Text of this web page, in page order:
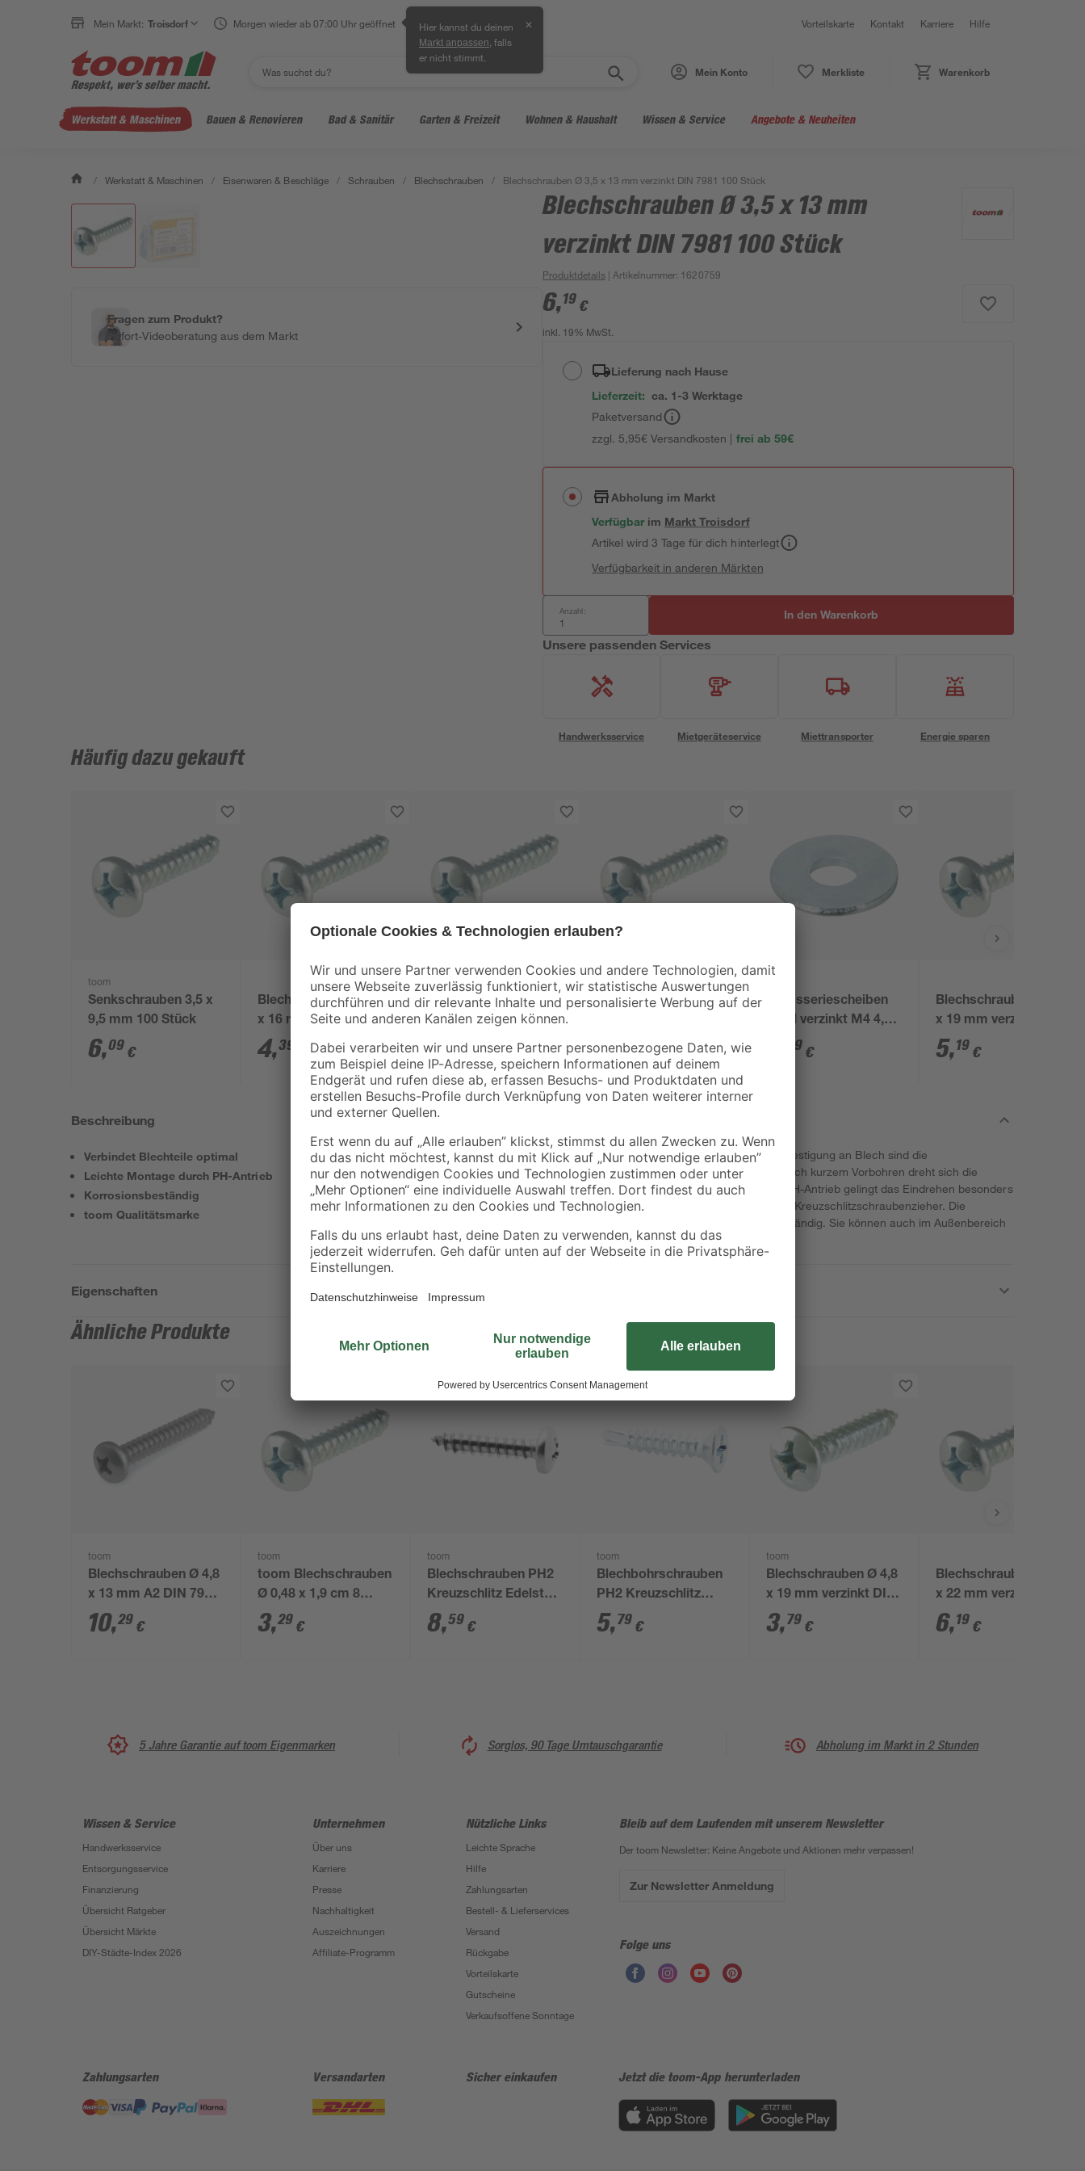
Mein Markt: Troisdorf Morgen wieder ab 07:00 Uhr geöffnet Hier kannst du deinen
Markt anpassen , falls
er nicht stimmt.
✕ Vorteilskarte Kontakt Karriere Hilfe
Mein Konto Merkliste Warenkorb
Werkstatt & Maschinen Bauen & Renovieren Bad & Sanitär Garten & Freizeit Wohnen & Haushalt Wissen & Service Angebote & Neuheiten
/ Werkstatt & Maschinen / Eisenwaren & Beschläge / Schrauben / Blechschrauben / Blechschrauben Ø 3,5 x 13 mm verzinkt DIN 7981 100 Stück
Fragen zum Produkt?
Sofort-Videoberatung aus dem Markt
Blechschrauben Ø 3,5 x 13 mm
verzinkt DIN 7981 100 Stück
Produktdetails | Artikelnummer: 1620759
6,19 €
inkl. 19% MwSt.
Lieferung nach Hause
Lieferzeit: ca. 1-3 Werktage
Paketversand
zzgl. 5,95€ Versandkosten | frei ab 59€
Abholung im Markt
Verfügbar im MarktTroisdorf
Artikel wird 3 Tage für dich hinterlegt
Verfügbarkeit in anderen Märkten
Anzahl: In den Warenkorb
Unsere passenden Services
Handwerksservice Mietgeräteservice Miettransporter Energie sparen
Häufig dazu gekauft
toom
Senkschrauben 3,5 x
9,5 mm 100 Stück
6,09 €
Blechschrauben Ø 4,2
x 16 mm verzinkt DIN
7981 40 Stück
4,39
toom
Senkschrauben 3,5 x
16 mm 50 Stück
4,19€
Blechschrauben Ø 4,8
7981 30 Stück
4,99€
Karosseriescheiben
Stahl verzinkt M4 4,3
mm 100 Stück
89 €
Blechschrauben Ø 4,2
x 19 mm verzinkt DIN
7981 50 Stück
5,19 €
Beschreibung
Verbindet Blechteile optimal
Leichte Montage durch PH-Antrieb
Korrosionsbeständig
toom Qualitätsmarke
Für die Verbindung von Blechteilen oder die Befestigung an Blech sind die
Blechschrauben von toom bestens geeignet. Nach kurzem Vorbohren dreht sich die
Schraube optimal in das Material ein. Mit dem PH-Antrieb gelingt das Eindrehen besonders
leicht und sauber. Sie benötigen dazu nur einen Kreuzschlitzschraubenzieher. Die
Stahlschrauben sind verzinkt und daher rostbeständig. Sie können auch im Außenbereich
verwendet werden.
Eigenschaften
Ähnliche Produkte
toom
Blechschrauben Ø 4,8
x 13 mm A2 DIN 7981
50 Stück
10,29 €
toom
toom Blechschrauben
Ø 0,48 x 1,9 cm 8
Stück
3,29 €
toom
Blechschrauben PH2
Kreuzschlitz Edelstahl
3,5 x 13 mm 50 Stück
8,59 €
toom
Blechbohrschrauben
PH2 Kreuzschlitz
Stahl 3,5 x 19 mm 80
Stück
5,79 €
toom
Blechschrauben Ø 4,8
x 19 mm verzinkt DIN
7983 25 Stück
3,79 €
Blechschrauben Ø 4,8
x 22 mm verzinkt DIN
7981 40 Stück
6,19 €
5 Jahre Garantie auf toom Eigenmarken Sorglos, 90 Tage Umtauschgarantie Abholung im Markt in 2 Stunden
Wissen & Service
Handwerksservice
Entsorgungsservice
Finanzierung
Übersicht Ratgeber
Übersicht Märkte
DIY-Städte-Index 2026
Unternehmen
Über uns
Karriere
Presse
Nachhaltigkeit
Auszeichnungen
Affiliate-Programm
Nützliche Links
Leichte Sprache
Hilfe
Zahlungsarten
Bestell- & Lieferservices
Versand
Rückgabe
Vorteilskarte
Gutscheine
Verkaufsoffene Sonntage
Bleib auf dem Laufenden mit unserem Newsletter
Der toom Newsletter: Keine Angebote und Aktionen mehr verpassen!
Zur Newsletter Anmeldung
Folge uns
Zahlungsarten Versandarten Sicher einkaufen Jetzt die toom-App herunterladen